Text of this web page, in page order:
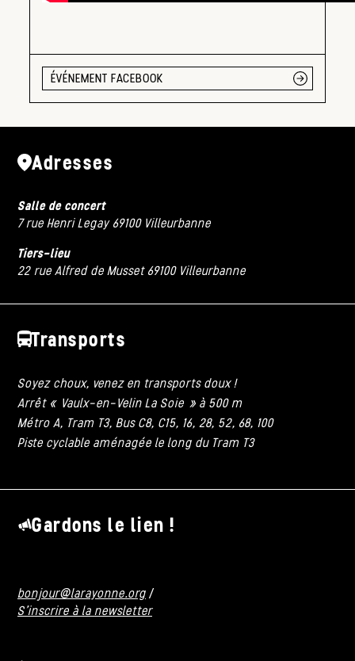
ÉVÉNEMENT FACEBOOK
Adresses
Salle de concert
7 rue Henri Legay 69100 Villeurbanne
Tiers-lieu
22 rue Alfred de Musset 69100 Villeurbanne
Transports
Soyez choux, venez en transports doux !
Arrêt « Vaulx-en-Velin La Soie » à 500 m
Métro A, Tram T3, Bus C8, C15, 16, 28, 52, 68, 100
Piste cyclable aménagée le long du Tram T3
Gardons le lien !
bonjour@larayonne.org /
S'inscrire à la newsletter